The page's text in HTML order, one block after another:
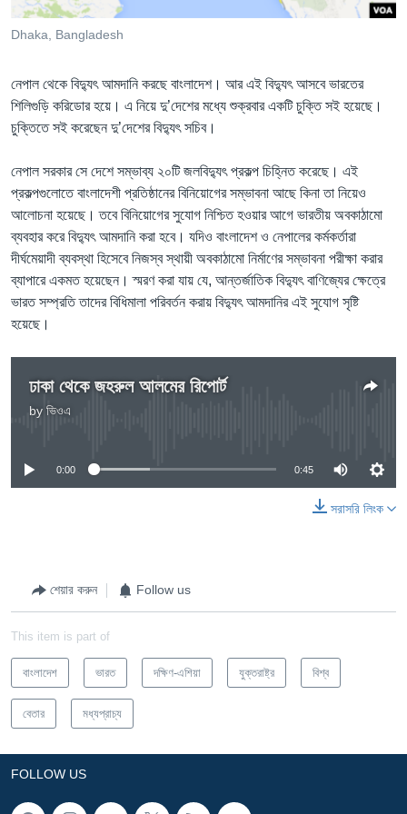
Learning English
FOLLOW US
অন্য ভাষায় ওয়েব সাইট
Dhaka, Bangladesh
নেপাল থেকে বিদ্যুৎ আমদানি করছে বাংলাদেশ। আর এই বিদ্যুৎ আসবে ভারতের
শিলিগুড়ি করিডোর হয়ে। এ নিয়ে দু’দেশের মধ্যে শুক্রবার একটি চুক্তি সই হয়েছে।
চুক্তিতে সই করেছেন দু’দেশের বিদ্যুৎ সচিব।
নেপাল সরকার সে দেশে সম্ভাব্য ২০টি জলবিদ্যুৎ প্রকল্প চিহ্নিত করেছে। এই
প্রকল্পগুলোতে বাংলাদেশী প্রতিষ্ঠানের বিনিয়োগের সম্ভাবনা আছে কিনা তা নিয়েও
আলোচনা হয়েছে। তবে বিনিয়োগের সুযোগ নিশ্চিত হওয়ার আগে ভারতীয় অবকাঠামো
ব্যবহার করে বিদ্যুৎ আমদানি করা হবে। যদিও বাংলাদেশ ও নেপালের কর্মকর্তারা
দীর্ঘমেয়াদী ব্যবস্থা হিসেবে নিজস্ব স্থায়ী অবকাঠামো নির্মাণের সম্ভাবনা পরীক্ষা করার
ব্যাপারে একমত হয়েছেন। স্মরণ করা যায় যে, আন্তর্জাতিক বিদ্যুৎ বাণিজ্যের ক্ষেত্রে
ভারত সম্প্রতি তাদের বিধিমালা পরিবর্তন করায় বিদ্যুৎ আমদানির এই সুযোগ সৃষ্টি
হয়েছে।
ঢাকা থেকে জহরুল আলমের রিপোর্ট
by ভিওএ
0:00 0:45
সরাসরি লিংক
শেয়ার করুন Follow us
This item is part of
বাংলাদেশ ভারত দক্ষিণ-এশিয়া যুক্তরাষ্ট্র বিশ্ব
বেতার মধ্যপ্রাচ্য
FOLLOW US